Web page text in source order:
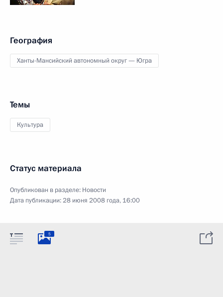
География
Ханты-Мансийский автономный округ — Югра
Темы
Культура
Статус материала
Опубликован в разделе: Новости
Дата публикации:28 июня 2008 года, 16:00
5